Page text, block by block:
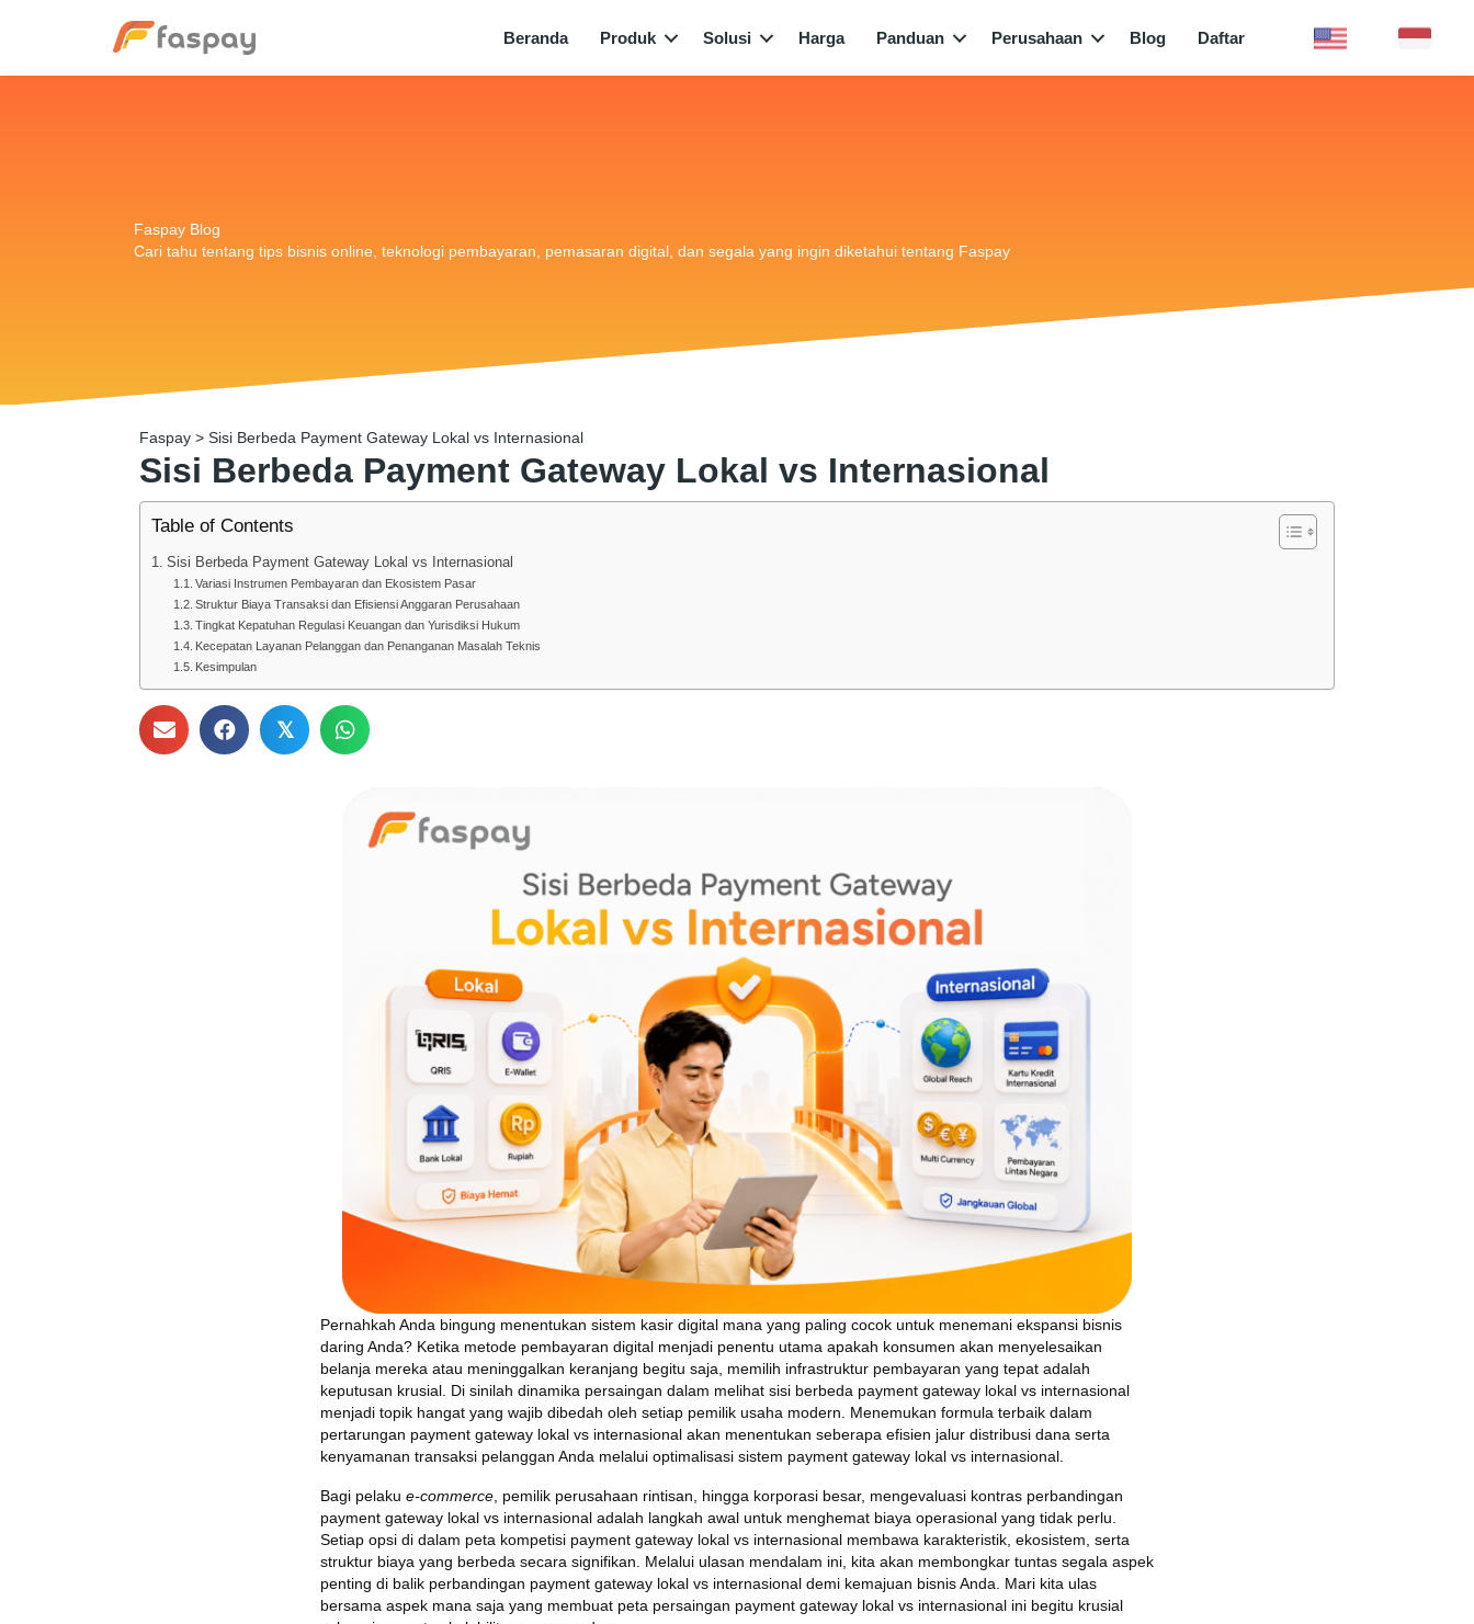
Beranda Produk Solusi Harga Panduan Perusahaan Blog Daftar
Faspay Blog
Cari tahu tentang tips bisnis online, teknologi pembayaran, pemasaran digital, dan segala yang ingin diketahui tentang Faspay
Faspay > Sisi Berbeda Payment Gateway Lokal vs Internasional
Sisi Berbeda Payment Gateway Lokal vs Internasional
Table of Contents
Sisi Berbeda Payment Gateway Lokal vs Internasional
Variasi Instrumen Pembayaran dan Ekosistem Pasar
Struktur Biaya Transaksi dan Efisiensi Anggaran Perusahaan
Tingkat Kepatuhan Regulasi Keuangan dan Yurisdiksi Hukum
Kecepatan Layanan Pelanggan dan Penanganan Masalah Teknis
Kesimpulan
𝕏
Pernahkah Anda bingung menentukan sistem kasir digital mana yang paling cocok untuk menemani ekspansi bisnis
daring Anda? Ketika metode pembayaran digital menjadi penentu utama apakah konsumen akan menyelesaikan
belanja mereka atau meninggalkan keranjang begitu saja, memilih infrastruktur pembayaran yang tepat adalah
keputusan krusial. Di sinilah dinamika persaingan dalam melihat sisi berbeda payment gateway lokal vs internasional
menjadi topik hangat yang wajib dibedah oleh setiap pemilik usaha modern. Menemukan formula terbaik dalam
pertarungan payment gateway lokal vs internasional akan menentukan seberapa efisien jalur distribusi dana serta
kenyamanan transaksi pelanggan Anda melalui optimalisasi sistem payment gateway lokal vs internasional.
Bagi pelaku e-commerce , pemilik perusahaan rintisan, hingga korporasi besar, mengevaluasi kontras perbandingan
payment gateway lokal vs internasional adalah langkah awal untuk menghemat biaya operasional yang tidak perlu.
Setiap opsi di dalam peta kompetisi payment gateway lokal vs internasional membawa karakteristik, ekosistem, serta
struktur biaya yang berbeda secara signifikan. Melalui ulasan mendalam ini, kita akan membongkar tuntas segala aspek
penting di balik perbandingan payment gateway lokal vs internasional demi kemajuan bisnis Anda. Mari kita ulas
bersama aspek mana saja yang membuat peta persaingan payment gateway lokal vs internasional ini begitu krusial